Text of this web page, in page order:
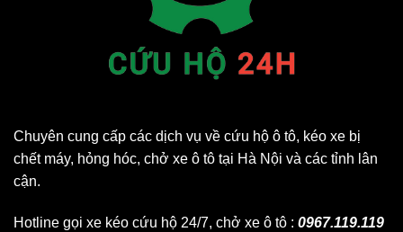
Chuyên cung cấp các dịch vụ về cứu hộ ô tô, kéo xe bị
chết máy, hỏng hóc, chở xe ô tô tại Hà Nội và các tỉnh lân
cận.
Hotline gọi xe kéo cứu hộ 24/7, chở xe ô tô : 0967.119.119